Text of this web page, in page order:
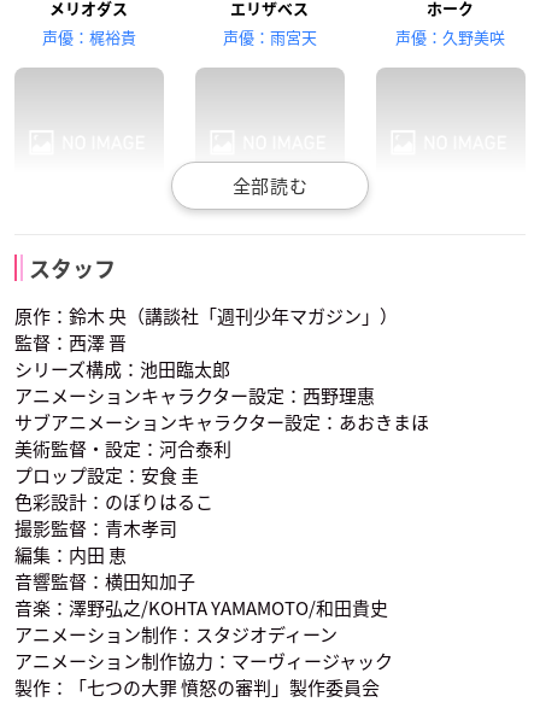
髙木裕平
ゴウセル
坂本真綾
マーリン
杉田智和
エスカノール
バルトラ・リオネス
木村良平
ハウザー
メリオダス
声優：梶裕貴
エリザベス
声優：雨宮天
ホーク
声優：久野美咲
声優：悠木碧
ゴウセル
声優：髙木裕平
スタッフ
原作：鈴木 央（講談社「週刊少年マガジン」）
監督：西澤 晋
シリーズ構成：池田臨太郎
アニメーションキャラクター設定：西野理惠
サブアニメーションキャラクター設定：あおきまほ
美術監督・設定：河合泰利
プロップ設定：安食 圭
色彩設計：のぼりはるこ
撮影監督：青木孝司
編集：内田 恵
音響監督：横田知加子
音楽：澤野弘之/KOHTA YAMAMOTO/和田貴史
アニメーション制作：スタジオディーン
アニメーション制作協力：マーヴィージャック
製作：「七つの大罪 憤怒の審判」製作委員会